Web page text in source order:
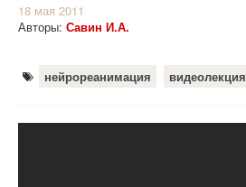
18 мая 2011
Авторы: Савин И.А.
нейрореанимация видеолекция